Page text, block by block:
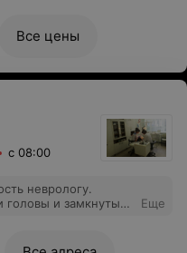
Все цены
с 08:00
неврологу.
замкнутый
скоро закончится.
Еще